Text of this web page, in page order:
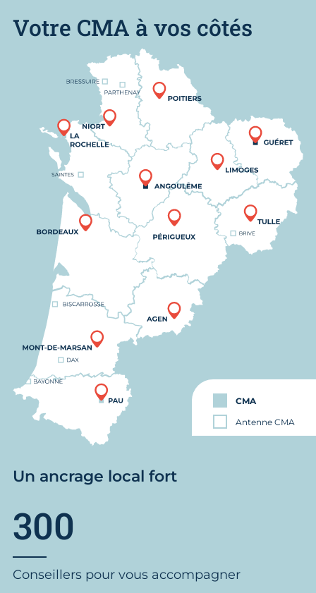
Votre CMA à vos côtés
CMA
Antenne CMA
Un ancrage local fort
300
Conseillers pour vous accompagner